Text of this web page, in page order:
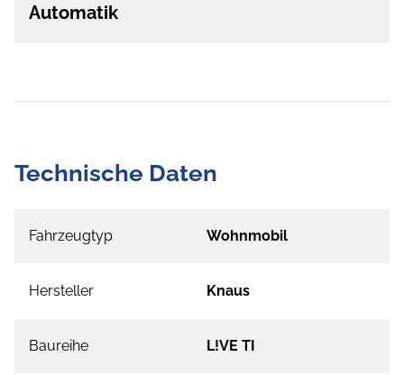
Automatik
Technische Daten
Fahrzeugtyp Wohnmobil
Hersteller Knaus
Baureihe L!VE TI